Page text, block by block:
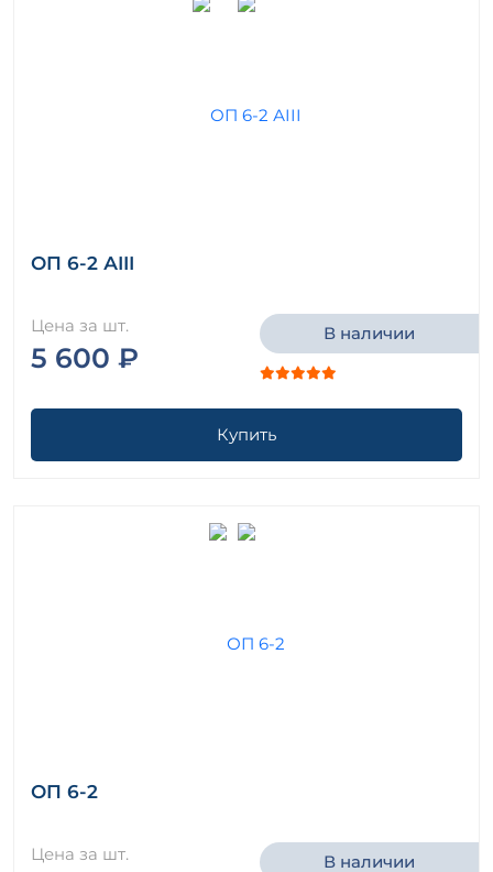
ОП 6-2 АIII
Цена за шт.
5 600 ₽
В наличии
Купить
ОП 6-2
Цена за шт. В наличии